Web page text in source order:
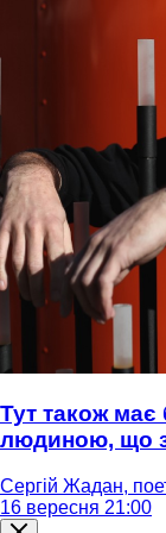
Тут також має
людиною, що
Сергій Жадан,
16 вересня 21:00